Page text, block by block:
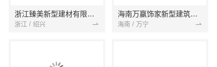
浙江臻美新型建材有限公司
浙江 / 绍兴
海南万赢饰家新型建筑材料有限公司
海南 / 万宁